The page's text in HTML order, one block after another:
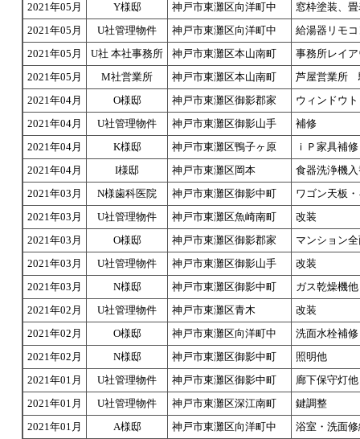
2021年05月
Y様邸 神戸市東灘区向洋町中
窓枠塗装、
2021年05月
U社管理物件 神戸市東灘区向洋町中
給湯器リモ
2021年05月
U社 本社事務所 神戸市東灘区本山南町
事務所レイ
2021年05月
M社営業所 神戸市東灘区本山南町
芦屋営業所
2021年04月
O様邸 神戸市東灘区御影郡家
ウィンドウ
2021年04月
U社管理物件 神戸市東灘区御影山手
補修
2021年04月
K様邸 神戸市東灘区鴨子ヶ原
ｉＰ家具補修
2021年04月
I様邸 神戸市東灘区岡本
食器洗浄機
2021年03月
N様歯科医院 神戸市東灘区御影中町
ワゴン天板
2021年03月
U社管理物件 神戸市東灘区魚崎南町
改装
2021年03月
O様邸 神戸市東灘区御影郡家
マンション
2021年03月
U社管理物件 神戸市東灘区御影山手
改装
2021年03月
N様邸 神戸市東灘区御影中町
ガス乾燥機他
2021年02月
U社管理物件 神戸市東灘区青木
改装
2021年02月
O様邸 神戸市東灘区向洋町中
洗面水栓補修
2021年02月
N様邸 神戸市東灘区御影中町
照明他
2021年01月
U社管理物件 神戸市東灘区御影中町
廊下保守灯他
2021年01月
U社管理物件 神戸市東灘区深江南町
鍵調整
2021年01月
A様邸 神戸市東灘区向洋町中
浴室・洗面